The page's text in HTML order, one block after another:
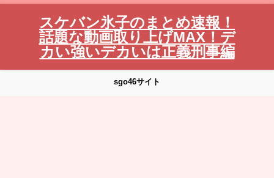
スケバン氷子のまとめ速報！
話題な動画取り上げMAX！デ
カい強いデカいは正義刑事編
sgo46サイト